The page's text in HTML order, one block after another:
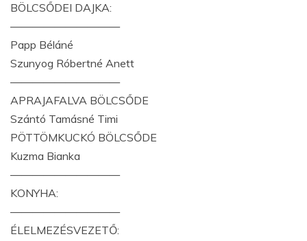
BÖLCSŐDEI DAJKA:
——————————
Papp Béláné
Szunyog Róbertné Anett
——————————
APRAJAFALVA BÖLCSŐDE
Szántó Tamásné Timi
PÖTTÖMKUCKÓ BÖLCSŐDE
Kuzma Bianka
——————————
KONYHA:
——————————
ÉLELMEZÉSVEZETŐ: